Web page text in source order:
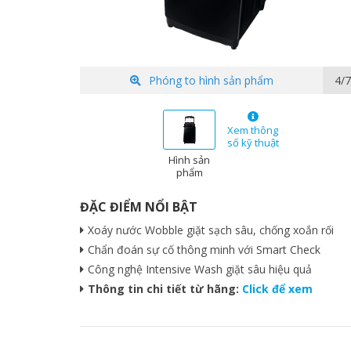
Phóng to hình sản phẩm 5/7
Hình sản
phẩm
Xem thông
số kỹ thuật
ĐẶC ĐIỂM NỔI BẬT
Xoáy nước Wobble giặt sạch sâu, chống xoắn rối
Chẩn đoán sự cố thông minh với Smart Check
Công nghệ Intensive Wash giặt sâu hiệu quả
Thông tin chi tiết từ hãng: Click để xem